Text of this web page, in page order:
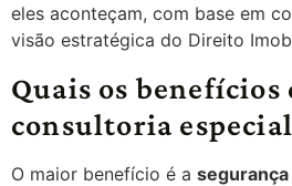
eles aconteçam, com base em
visão estratégica do Direito
Quais os benefícios
consultoria
O maior benefício é a